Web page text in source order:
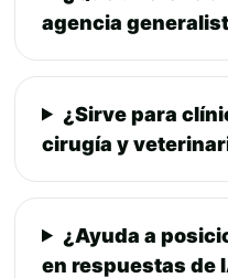
agencia
¿Sirve para
cirugía y
¿Ayuda a
en respuestas de